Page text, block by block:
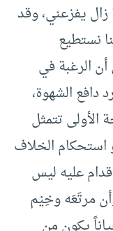
يفزعني، وقد
نستطيع
الرغبة في
دافع الشهوة،
تتمثل
استحكام الخلاف
عليه ليس
مرتَعَه وخِيْم
يكون من